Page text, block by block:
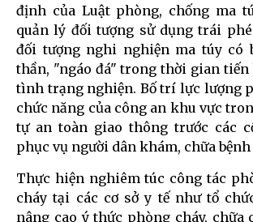
định của Luật phòng, chống ma
quản lý đối tượng sử dụng trái
đối tượng nghi nghiện ma túy có
thần, "ngáo đá" trong thời gian tiến
tình trạng nghiện. Bố trí lực lượng
chức năng của công an khu vực
tự an toàn giao thông trước các
phục vụ người dân khám, chữa
Thực hiện nghiêm túc công tác
cháy tại các cơ sở y tế như tổ
nâng cao ý thức phòng cháy, chữa